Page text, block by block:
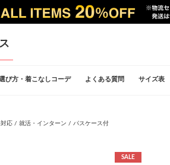
び方・着こなしコーデ よくある質問 サイズ表
応 / 就活・インターン / パスケース付
SALE